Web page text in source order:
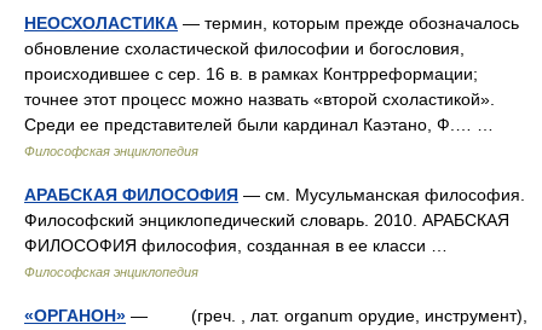
НЕОСХОЛАСТИКА — термин, которым прежде обозначалось
обновление схоластической философии и богословия,
происходившее с сер. 16 в. в рамках Контрреформации;
точнее этот процесс можно назвать «второй схоластикой».
Среди ее представителей были кардинал Каэтано, Ф.… …
Философская энциклопедия
АРАБСКАЯ ФИЛОСОФИЯ — см. Мусульманская философия.
Философский энциклопедический словарь. 2010. АРАБСКАЯ
ФИЛОСОФИЯ философия, созданная в ее класси …
Философская энциклопедия
«ОРГАНОН» — (греч. , лат. organum орудие, инструмент),